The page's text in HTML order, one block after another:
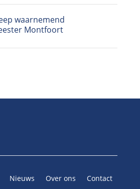
waarnemend
Montfoort
Nieuws Over ons Contact